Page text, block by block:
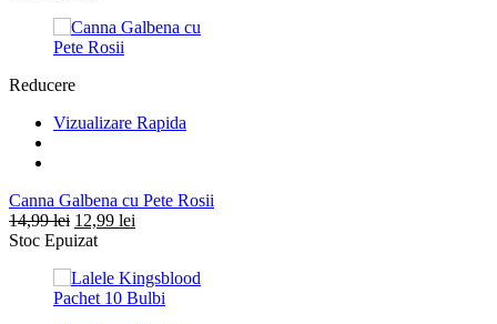
fost:
14,99 lei.
12,99 lei.
Reducere
Vizualizare Rapida
Canna Galbena cu Pete Rosii
14,99lei Prețul
inițial
fost:
14,99 lei.
12,99 lei
12,99 lei.
Stoc Epuizat